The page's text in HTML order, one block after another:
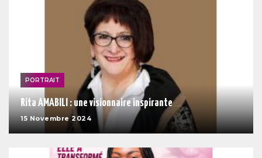
PORTRAIT
Rita AMABILI : une visionnaire inspirante
15 Novembre 2024